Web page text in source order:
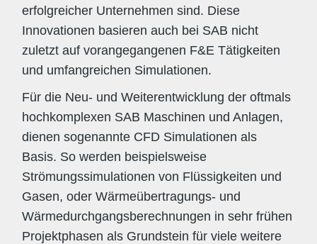
erfolgreicher Unternehmen sind. Diese
Innovationen basieren auch bei SAB nicht
zuletzt auf vorangegangenen F&E Tätigkeiten
und umfangreichen Simulationen.
Für die Neu- und Weiterentwicklung der oftmals
hochkomplexen SAB Maschinen und Anlagen,
dienen sogenannte CFD Simulationen als
Basis. So werden beispielsweise
Strömungssimulationen von Flüssigkeiten und
Gasen, oder Wärmeübertragungs- und
Wärmedurchgangsberechnungen in sehr frühen
Projektphasen als Grundstein für viele weitere